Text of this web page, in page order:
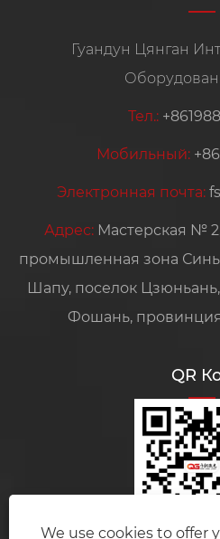
Гуандун Цянган
Тел.:
Мобильный:
Электронная почта:
Адрес: Мастерская №
промышленная зона
Шапу, поселок
Фошань, провинция
QR
We use cookies to offer